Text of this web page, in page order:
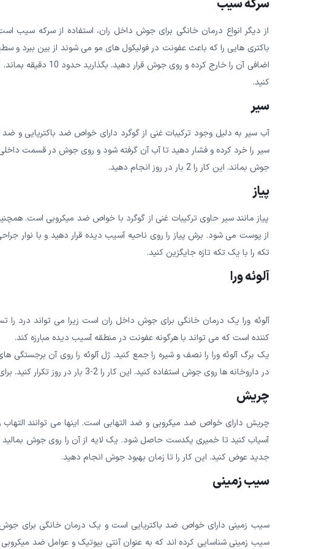
سرکه سیب
از دیگر انواع درمان خانگی برای جوش داخل ران، استفاده از سرکه
اضافی آن را خارج
کنید.
سیر
آب سیر به دلیل وجود ترکیبات غنی از گوگرد دارای خواص ضد باکتریایی و
سیر را خرد کرده و فشار دهید تا آب آن گرفته شود و روی جوش در قسمت
جوش بماند. این کار را 2 بار در روز انجام دهید.
پیاز
پیاز مانند سیر حاوی ترکیبات غنی از گوگرد با خواص ضد میکروبی است.
از پوست می شود. برش پیاز را روی ناحیه آسیب دیده قرار دهید و با نوار
تکه را با یک تکه تازه جایگزین کنید.
آلوئه ورا
آلوئه ورا یک درمان خانگی برای جوش داخل ران است زیرا می تواند درد
کننده است که می تواند با هرگونه عفونت در منطقه آسیب دیده مبارزه کند.
یک برگ آلوئه ورا را نصف و شیره را جمع کنید. ژل آلوئه را روی آن برجستگی
در داروخانه ها روی جوش استفاده کنید. این کار را 2-3 بار در روز تکرار کنید. برای دریافت
چریش
چریش دارای خواص ضد میکروبی و ضد التهابی است. اینها می توانند
آسیاب کنید تا خمیری یکدست حاصل شود. یک لایه از آن را روی جوش بمالید و
جدید عوض کنید. این کار را تا زمان بهبود جوش انجام دهید.
سیب زمینی
سیب زمینی دارای خواص ضد باکتریایی است و یک درمان خانگی برای
سیب زمینی شناسایی کرده اند که به عنوان آنتی بیوتیک و عوامل ضد